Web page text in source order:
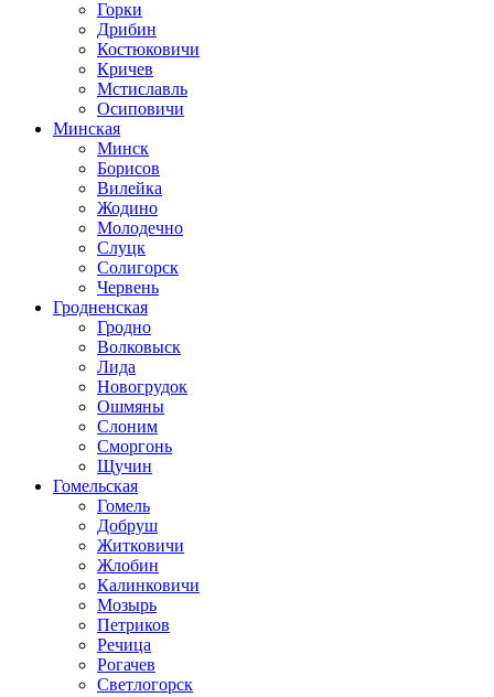
Горки
Дрибин
Костюковичи
Кричев
Мстиславль
Осиповичи
Минская
Минск
Борисов
Вилейка
Жодино
Молодечно
Слуцк
Солигорск
Червень
Гродненская
Гродно
Волковыск
Лида
Новогрудок
Ошмяны
Слоним
Сморгонь
Щучин
Гомельская
Гомель
Добруш
Житковичи
Жлобин
Калинковичи
Мозырь
Петриков
Речица
Рогачев
Светлогорск